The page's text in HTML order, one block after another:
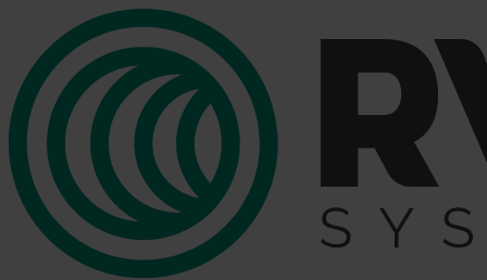
content